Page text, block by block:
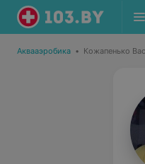
Аквааэробика • Кожапенько